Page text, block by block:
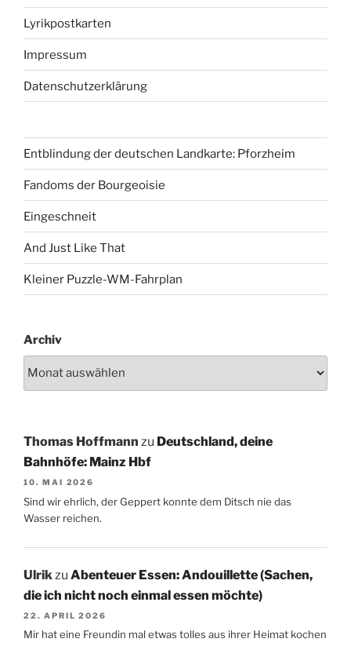
Lyrikpostkarten
Impressum
Datenschutzerklärung
Entblindung der deutschen Landkarte: Pforzheim
Fandoms der Bourgeoisie
Eingeschneit
And Just Like That
Kleiner Puzzle-WM-Fahrplan
Archiv
Thomas Hoffmann zu Deutschland, deine
Bahnhöfe: Mainz Hbf
10. MAI 2026
Sind wir ehrlich, der Geppert konnte dem Ditsch nie das
Wasser reichen.
Ulrikzu Abenteuer Essen: Andouillette (Sachen,
die ich nicht noch einmal essen möchte)
22. APRIL 2026
Mir hat eine Freundin mal etwas tolles aus ihrer Heimat kochen